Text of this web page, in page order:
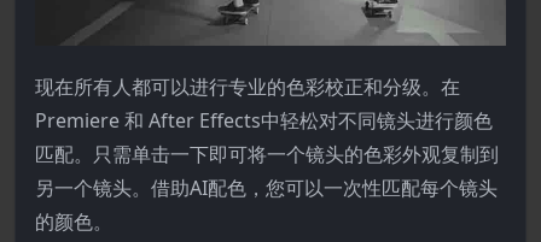
现在所有人都可以进行专业的色彩校正和分级。在
Premiere 和 After Effects中轻松对不同镜头进行颜色
匹配。只需单击一下即可将一个镜头的色彩外观复制到
另一个镜头。借助AI配色，您可以一次性匹配每个镜头
的颜色。